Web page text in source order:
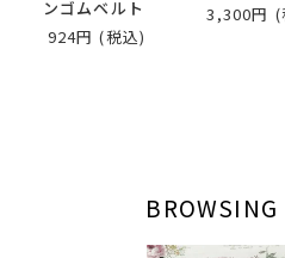
ンゴムベルト
924円 (税込)
3,300円 (
BROWSING